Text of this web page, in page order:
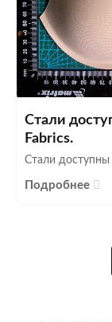
Стали
Fabrics.
Стали доступны
Подробнее